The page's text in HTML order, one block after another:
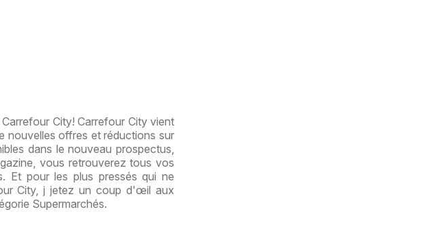
City! Carrefour City vient
nouvelles offres et réductions sur
dans le nouveau prospectus,
vous retrouverez tous vos
Et pour les plus pressés qui ne
City, j jetez un coup d'œil aux
Supermarchés.